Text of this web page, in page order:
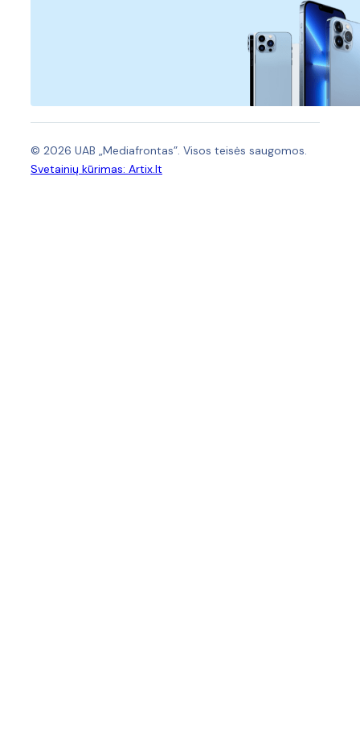
© 2026 UAB „Mediafrontas”. Visos teisės saugomos.
Svetainių kūrimas: Artix.lt